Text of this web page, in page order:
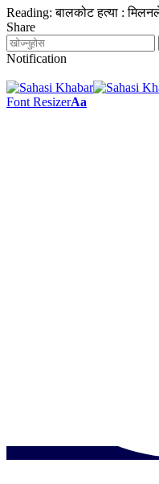
Reading: बालकोट हत्या :
Share
Notification
Font ResizerAa